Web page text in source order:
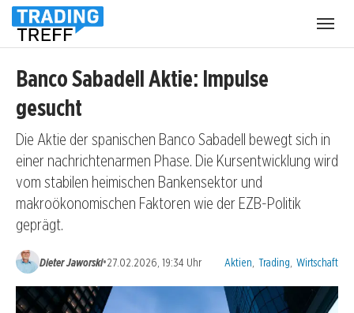
Banco Sabadell Aktie: Impulse
gesucht
Die Aktie der spanischen Banco Sabadell bewegt sich in
einer nachrichtenarmen Phase. Die Kursentwicklung wird
vom stabilen heimischen Bankensektor und
makroökonomischen Faktoren wie der EZB-Politik
geprägt.
Dieter Jaworski•27.02.2026, 19:34 Uhr Kategorien:
Aktien Trading Wirtschaft